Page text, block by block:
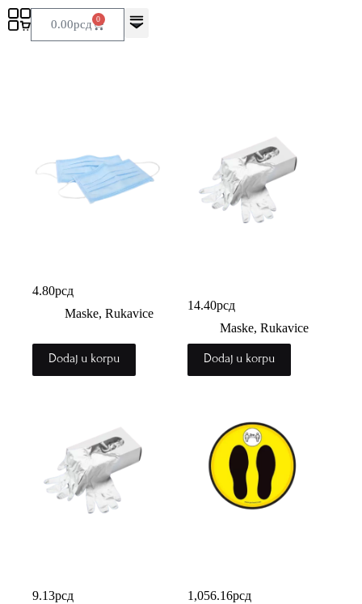
0.00рсд 0
4.80рсд
Maske, Rukavice
Dodaj u korpu
14.40рсд
Maske, Rukavice
Dodaj u korpu
9.13рсд
1,056.16рсд